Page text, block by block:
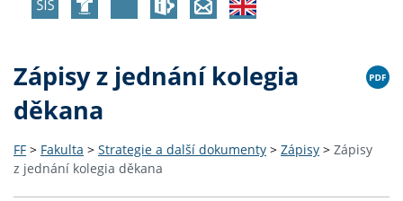
Zápisy z jednání kolegia
děkana
FF > Fakulta > Strategie a další dokumenty > Zápisy > Zápisy
z jednání kolegia děkana